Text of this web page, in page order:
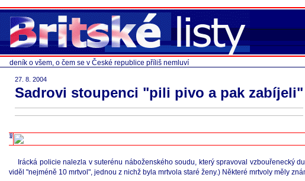
deník o všem, o čem se v České republice příliš nemluví
27. 8. 2004
Sadrovi stoupenci "pili pivo a pak zabíjeli"
Irácká policie nalezla v suterénu náboženského soudu, který spravoval vzbouřenecký
viděl "nejméně 10 mrtvol", jednou z nichž byla mrtvola staré ženy.) Některé mrtvoly měly